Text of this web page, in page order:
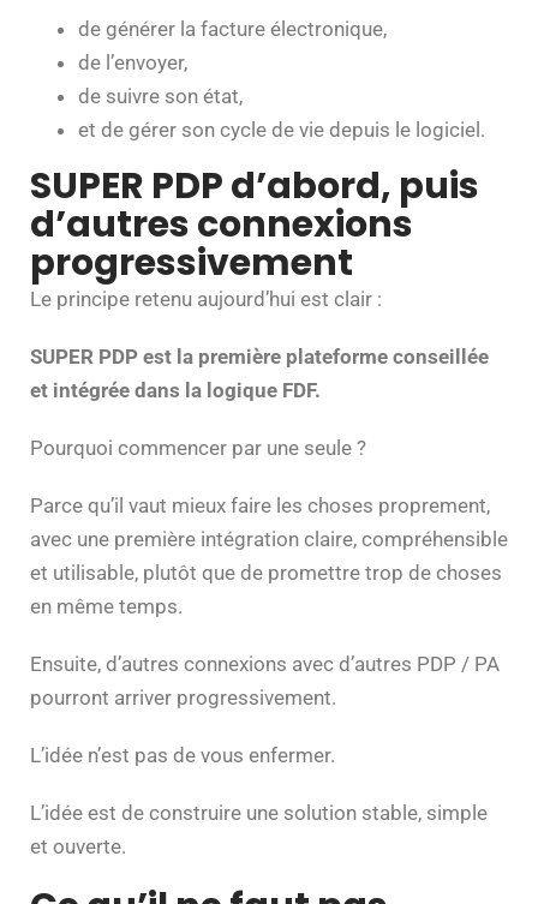
de générer la facture électronique,
de l’envoyer,
de suivre son état,
et de gérer son cycle de vie depuis le logiciel.
SUPER PDP d’abord, puis
d’autres connexions
progressivement
Le principe retenu aujourd’hui est clair :
SUPER PDP est la première plateforme conseillée
et intégrée dans la logique FDF.
Pourquoi commencer par une seule ?
Parce qu’il vaut mieux faire les choses proprement,
avec une première intégration claire, compréhensible
et utilisable, plutôt que de promettre trop de choses
en même temps.
Ensuite, d’autres connexions avec d’autres PDP / PA
pourront arriver progressivement.
L’idée n’est pas de vous enfermer.
L’idée est de construire une solution stable, simple
et ouverte.